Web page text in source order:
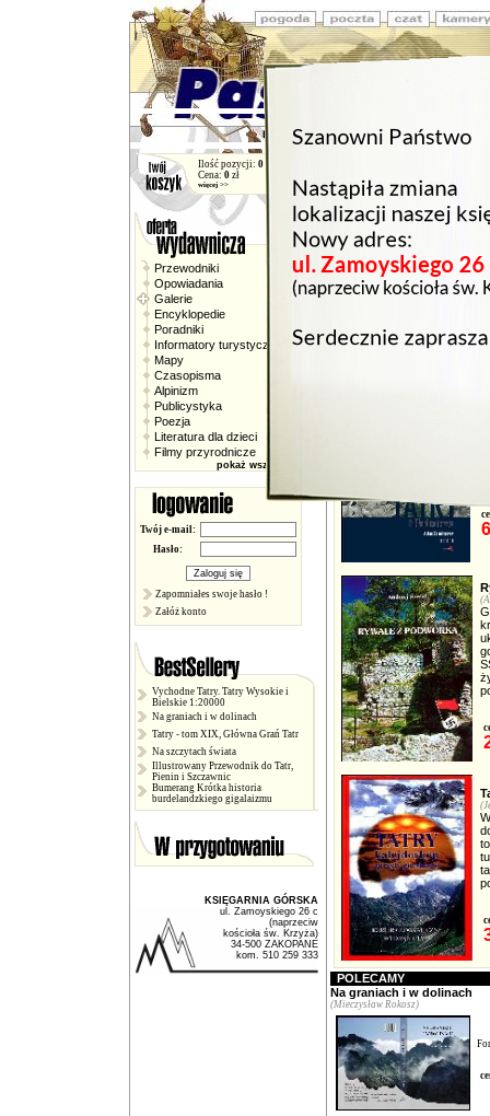
Ilość pozycji: 0
Cena: 0 zł
więcej >>
Przewodniki
Opowiadania
Galerie
Encyklopedie
Poradniki
Informatory turystyczne
Mapy
Czasopisma
Alpinizm
Publicystyka
Poezja
Literatura dla dzieci
Filmy przyrodnicze
pokaż wszystkie >>
Twój e-mail:
Hasło:
Zapomniałes swoje hasło !
Załóż konto
Vychodne Tatry. Tatry Wysokie i
Bielskie 1:20000
Na graniach i w dolinach
Tatry - tom XIX, Główna Grań Tatr
Na szczytach świata
Illustrowany Przewodnik do Tatr,
Pienin i Szczawnic
Bumerang Krótka historia
burdelandzkiego gigalaizmu
KSIĘGARNIA GÓRSKA
ul. Zamoyskiego 26 c
(naprzeciw
kościoła św. Krzyża)
34-500 ZAKOPANE
kom. 510 259 333
POLECAMY
Na graniach i w dolinach
(Mieczysław Rokosz)